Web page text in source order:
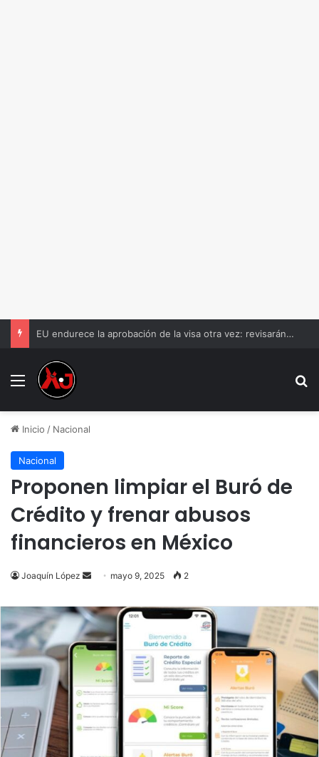
EU endurece la aprobación de la visa otra vez: revisarán las redes sociales a mexicanos
Menu
Inicio / Nacional
Nacional
Proponen limpiar el Buró de
Crédito y frenar abusos
financieros en México
Joaquín López
Send
email
mayo 9, 2025 2